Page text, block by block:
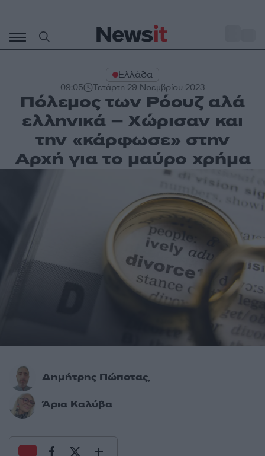
περιεχόμενο
Ελλάδα
09:05 Τετάρτη 29 Νοεμβρίου 2023
Πόλεμος των Ρόουζ αλά
ελληνικά – Χώρισαν και
την «κάρφωσε» στην
Αρχή για το μαύρο χρήμα
Δημήτρης Πώποτας,
Άρια Καλύβα